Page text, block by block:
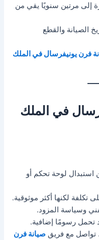
مرتين سنويًا يقي من
الصيانة والقطع
فرن يونيفرسال في الملك
في الملك
لوحة تحكم أو
تكلفة لكنها أكثر موثوقية.
وسياسة المزود.
تحمل رسومًا إضافية.
تواصل مع فريقصيانة فرن